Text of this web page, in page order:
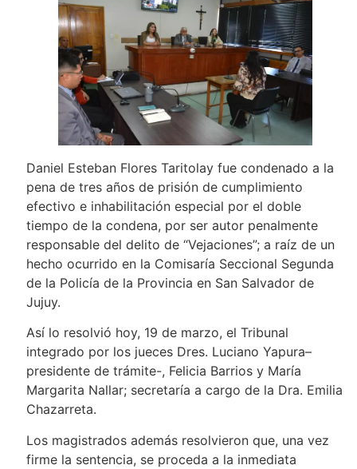
Daniel Esteban Flores Taritolay fue condenado a la
pena de tres años de prisión de cumplimiento
efectivo e inhabilitación especial por el doble
tiempo de la condena, por ser autor penalmente
responsable del delito de “Vejaciones”; a raíz de un
hecho ocurrido en la Comisaría Seccional Segunda
de la Policía de la Provincia en San Salvador de
Jujuy.
Así lo resolvió hoy, 19 de marzo, el Tribunal
integrado por los jueces Dres. Luciano Yapura–
presidente de trámite-, Felicia Barrios y María
Margarita Nallar; secretaría a cargo de la Dra. Emilia
Chazarreta.
Los magistrados además resolvieron que, una vez
firme la sentencia, se proceda a la inmediata